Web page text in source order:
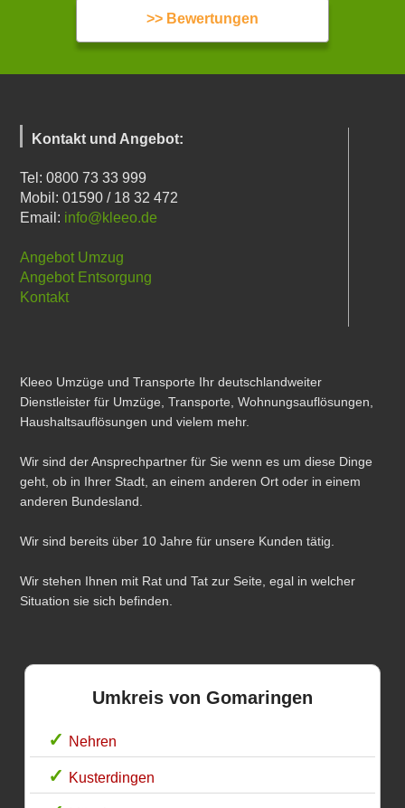
>> Bewertungen
Kontakt und Angebot:
Tel: 0800 73 33 999
Mobil: 01590 / 18 32 472
Email: info@kleeo.de
Angebot Umzug
Angebot Entsorgung
Kontakt
Kleeo Umzüge und Transporte Ihr deutschlandweiter
Dienstleister für Umzüge, Transporte, Wohnungsauflösungen,
Haushaltsauflösungen und vielem mehr.
Wir sind der Ansprechpartner für Sie wenn es um diese Dinge
geht, ob in Ihrer Stadt, an einem anderen Ort oder in einem
anderen Bundesland.
Wir sind bereits über 10 Jahre für unsere Kunden tätig.
Wir stehen Ihnen mit Rat und Tat zur Seite, egal in welcher
Situation sie sich befinden.
Umkreis von Gomaringen
Nehren
Kusterdingen